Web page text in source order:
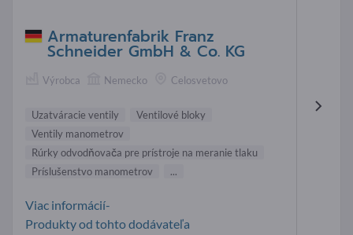
Armaturenfabrik Franz
Schneider GmbH & Co. KG
Výrobca Nemecko Celosvetovo
Uzatváracie ventily
Ventilové bloky
Ventily manometrov
Rúrky odvodňovača pre prístroje na meranie tlaku
Príslušenstvo manometrov
...
Viac informácií-
Produkty od tohto dodávateľa